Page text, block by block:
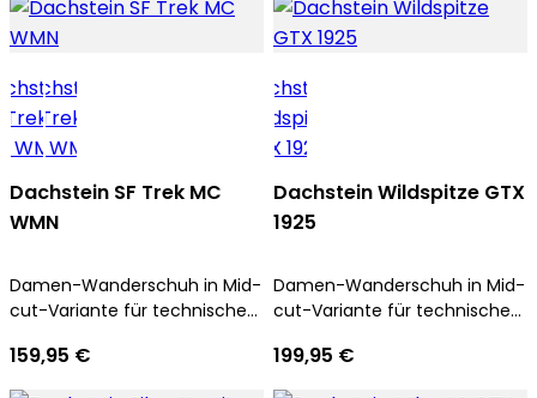
Dachstein SF Trek MC
WMN
Damen-Wanderschuh in Mid-
cut-Variante für technische
159,95 €
Dachstein Wildspitze GTX
1925
Damen-Wanderschuh in Mid-
cut-Variante für technische
199,95 €